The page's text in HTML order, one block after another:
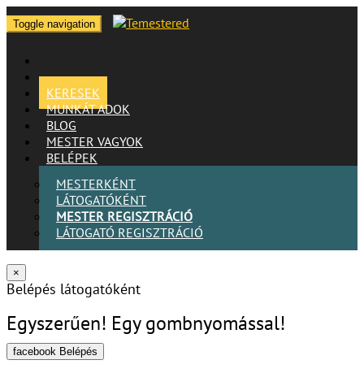
Toggle navigation
KERESEK
MUNKÁT ADOK
BLOG
MESTER VAGYOK
BELÉPEK
MESTERKÉNT
LÁTOGATÓKÉNT
MESTER REGISZTRÁCIÓ
LÁTOGATÓ REGISZTRÁCIÓ
×
Belépés látogatóként
Egyszerűen! Egy gombnyomással!
facebook Belépés